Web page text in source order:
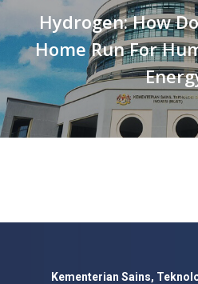
Hydrogen: How
Home Run For
Kementerian Sains,